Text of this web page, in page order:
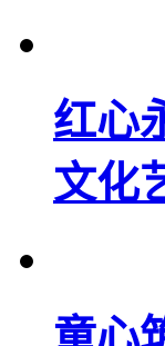
红心
文化